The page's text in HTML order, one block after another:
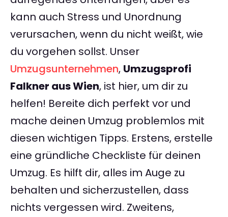
kann auch Stress und Unordnung
verursachen, wenn du nicht weißt, wie
du vorgehen sollst. Unser
Umzugsunternehmen, Umzugsprofi
Falkner aus Wien, ist hier, um dir zu
helfen! Bereite dich perfekt vor und
mache deinen Umzug problemlos mit
diesen wichtigen Tipps. Erstens, erstelle
eine gründliche Checkliste für deinen
Umzug. Es hilft dir, alles im Auge zu
behalten und sicherzustellen, dass
nichts vergessen wird. Zweitens,